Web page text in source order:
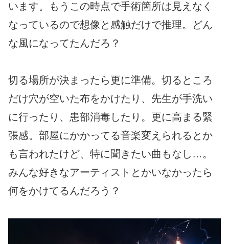
います。もうこの時点で手術箇所は見えなく
なっているので想像と感触だけで推理。どん
な風になってたんだろ？
切る場所が決まったら更に準備。切るところ
だけ穴が空いた布をかけたり、先生が手洗い
に行ったり、患部消毒したり。更に高まる緊
張感。部屋にかかってる音楽変えられるとか
も言われたけど、特に聞きたい曲もなし…。
みんな好きなアーティストとかいなかったら
何をかけてるんだろう？